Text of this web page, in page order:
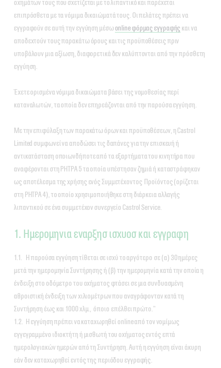
οχημάτων τους που σχετίζεται με το λιπαντικό και παρέχεται
επιπρόσθετα με τα νόμιμα δικαιώματά τους. Οι πελάτες πρέπει να
εγγραφούν σε αυτή την εγγύηση μέσω online φόρμας εγγραφής και να
αποδεχτούν τους παρακάτω όρους και τις προϋποθέσεις πριν
υποβάλουν μια αξίωση, διαφορετικά δεν καλύπτονται από την πρόσθετη
εγγύηση.
Έχετε ορισμένα νόμιμα δικαιώματα βάσει της νομοθεσίας περί
καταναλωτών, τα οποία δεν επηρεάζονται από την παρούσα εγγύηση.
Με την επιφύλαξη των παρακάτω όρων και προϋποθέσεων, η Castrol
Limited συμφωνεί να αποδώσει τις δαπάνες για την επισκευή ή
αντικατάσταση οποιωνδήποτε από τα εξαρτήματα του κινητήρα που
αναφέρονται στη ΡΗΤΡΑ 5 τα οποία υπέστησαν ζημιά ή καταστράφηκαν
ως αποτέλεσμα της χρήσης ενός Συμμετέχοντος Προϊόντος (ορίζεται
στη ΡΗΤΡΑ 4), το οποίο χρησιμοποιήθηκε στη διάρκεια αλλαγής
λιπαντικού σε ένα συμμετέχον συνεργείο Castrol Service.
1. Ημερομηνια εναρξησ ισχυοσ και εγγραφη
1.1. Η παρούσα εγγύηση τίθεται σε ισχύ το αργότερο σε (α) 30 ημέρες
μετά την ημερομηνία Συντήρησης ή (β) την ημερομηνία κατά την οποία η
ένδειξη στο οδόμετρο του οχήματος φτάσει σε μια συνδυασμένη
αθροιστική ένδειξη των χιλιομέτρων που αναγράφονταν κατά τη
Συντήρηση έως και 1000 χλμ., όποιο επέλθει πρώτο."
1.2. Η εγγύηση πρέπει να καταχωρηθεί online από τον νομίμως
εγγεγραμμένο ιδιοκτήτη ή μισθωτή του οχήματος εντός επτά
ημερολογιακών ημερών από τη Συντήρηση. Αυτή η εγγύηση είναι άκυρη
εάν δεν καταχωρηθεί εντός της περιόδου εγγραφής.